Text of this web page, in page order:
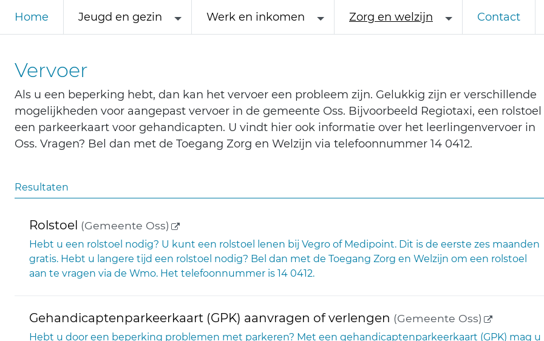
Home Jeugd en gezin Werk en inkomen Zorg en welzijn Contact
Vervoer
Als u een beperking hebt, dan kan het vervoer een probleem zijn. Gelukkig zijn er verschillende
mogelijkheden voor aangepast vervoer in de gemeente Oss. Bijvoorbeeld Regiotaxi, een rolstoel
een parkeerkaart voor gehandicapten. U vindt hier ook informatie over het leerlingenvervoer in
Oss. Vragen? Bel dan met de Toegang Zorg en Welzijn via telefoonnummer 14 0412.
Resultaten
Rolstoel (Gemeente Oss) (externe link)
Hebt u een rolstoel nodig? U kunt een rolstoel lenen bij Vegro of Medipoint. Dit is de eerste zes maanden
gratis. Hebt u langere tijd een rolstoel nodig? Bel dan met de Toegang Zorg en Welzijn om een rolstoel
aan te vragen via de Wmo. Het telefoonnummer is 14 0412.
Gehandicaptenparkeerkaart (GPK) aanvragen of verlengen (Gemeente Oss) (externe
Hebt u door een beperking problemen met parkeren? Met een gehandicaptenparkeerkaart (GPK) mag u